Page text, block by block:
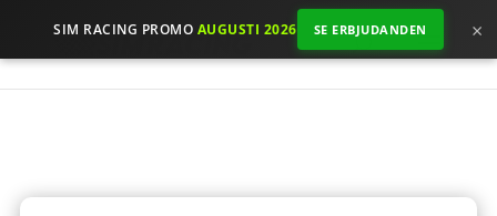
SIM RACING PROMO AUGUSTI 2026 SE ERBJUDANDEN ×